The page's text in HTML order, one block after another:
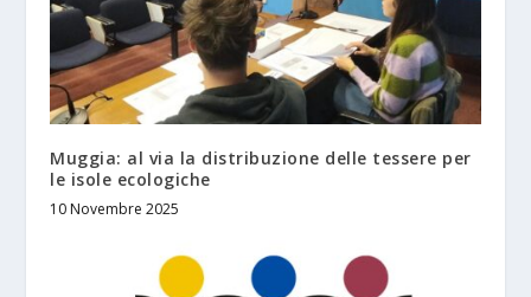
Muggia: al via la distribuzione delle tessere per
le isole ecologiche
10 Novembre 2025